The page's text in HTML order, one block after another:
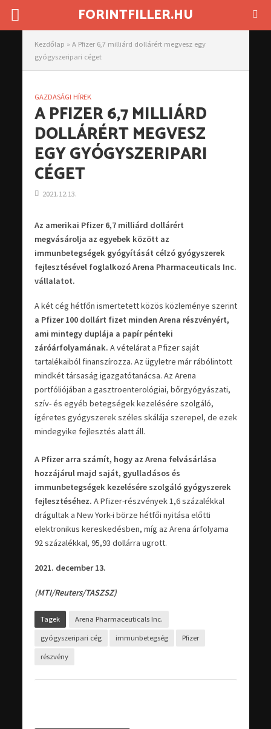
FORINTFILLER.HU
Kezdőlap » A Pfizer 6,7 milliárd dollárért megvesz egy
gyógyszeripari céget
GAZDASÁGI HÍREK
A PFIZER 6,7 MILLIÁRD
DOLLÁRÉRT MEGVESZ
EGY GYÓGYSZERIPARI
CÉGET
2021.12.13.
Az amerikai Pfizer 6,7 milliárd dollárért
megvásárolja az egyebek között az
immunbetegségek gyógyítását célzó gyógyszerek
fejlesztésével foglalkozó Arena Pharmaceuticals Inc.
vállalatot.
A két cég hétfőn ismertetett közös közleménye szerint
a Pfizer 100 dollárt fizet minden Arena részvényért,
ami mintegy duplája a papír pénteki
záróárfolyamának. A vételárat a Pfizer saját
tartalékaiból finanszírozza. Az ügyletre már rábólintott
mindkét társaság igazgatótanácsa. Az Arena
portfóliójában a gasztroenterológiai, bőrgyógyászati,
szív- és egyéb betegségek kezelésére szolgáló,
ígéretes gyógyszerek széles skálája szerepel, de ezek
mindegyike fejlesztés alatt áll.
A Pfizer arra számít, hogy az Arena felvásárlása
hozzájárul majd saját, gyulladásos és
immunbetegségek kezelésére szolgáló gyógyszerek
fejlesztéséhez. A Pfizer-részvények 1,6 százalékkal
drágultak a New York-i börze hétfői nyitása előtti
elektronikus kereskedésben, míg az Arena árfolyama
92 százalékkal, 95,93 dollárra ugrott.
2021. december 13.
(MTI/Reuters/TASZSZ)
Tagek Arena Pharmaceuticals Inc.
gyógyszeripari cég immunbetegség Pfizer
részvény